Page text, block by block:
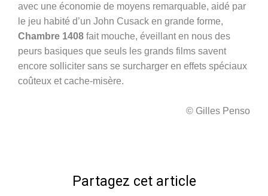
avec une économie de moyens remarquable, aidé par
le jeu habité d’un John Cusack en grande forme,
Chambre 1408 fait mouche, éveillant en nous des
peurs basiques que seuls les grands films savent
encore solliciter sans se surcharger en effets spéciaux
coûteux et cache-misère.
© Gilles Penso
Partagez cet article